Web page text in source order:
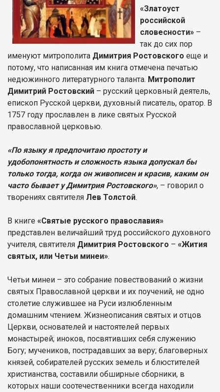
«Златоуст
российской
словесности» –
так до сих пор
именуют митрополита Димитрия Ростовского еще и
потому, что написанная им книга отмечена печатью
недюжинного литературного таланта. Митрополит
Димитрий Ростовский – русский церковный деятель,
епископ Русской церкви, духовный писатель, оратор. В
1757 году прославлен в лике святых Русской
православной церковью.
«По языку я предпочитаю простоту и
удобопонятность и сложность языка допускал бы
только тогда, когда он живописен и красив, каким он
часто бывает у Димитрия Ростовского», – говорил о
творениях святителя Лев Толстой.
В книге «Святые русского православия»
представлен величайший труд российского духовного
учителя, святителя Димитрия Ростовского – «Жития
святых, или Четьи минеи».
Четьи минеи – это собрание повествований о жизни
святых Православной церкви и их поучений, не одно
столетие служившее на Руси излюбленным
домашним чтением. Жизнеописания святых и отцов
Церкви, основателей и настоятелей первых
монастырей; иноков, посвятивших себя служению
Богу; мучеников, пострадавших за веру; благоверных
князей, собирателей русских земель и блюстителей
христианства, составили обширные сборники, в
которых наши соотечественники всегда находили